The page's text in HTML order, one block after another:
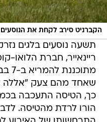
הקברניט סירב לקחת את הנוסעים
תשעה נוסעים בלגים
ריינאייר, חברת
שאחד מהם צעק "אללה
כך, הטיסה התעכבה
הורו לרדת מהטיסה.